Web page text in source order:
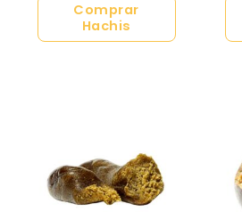
Comprar
Hachis